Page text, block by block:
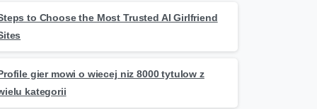
to Choose the Most Trusted AI Girlfriend
gier mowi o wiecej niz 8000 tytulow z
kategorii